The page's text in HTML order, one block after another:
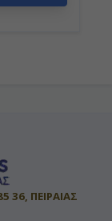
36, ΠΕΙΡΑΙΑΣ